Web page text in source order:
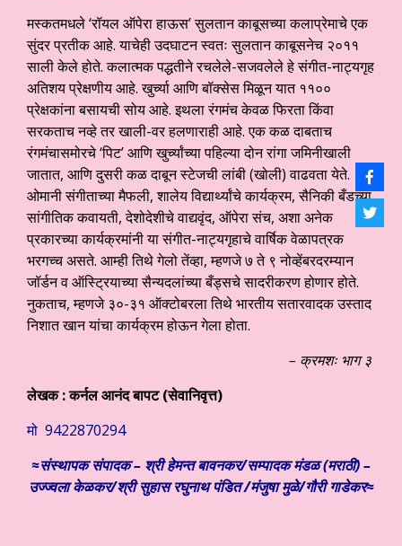
मस्कतमधले ‘रॉयल ऑपेरा हाऊस’ सुलतान काबूसच्या कलाप्रेमाचे एक
सुंदर प्रतीक आहे. याचेही उदघाटन स्वतः सुलतान काबूसनेच २०११
साली केले होते. कलात्मक पद्धतीने रचलेले-सजवलेले हे संगीत-नाट्यगृह
अतिशय प्रेक्षणीय आहे. खुर्च्या आणि बॉक्सेस मिळून यात ११००
प्रेक्षकांना बसायची सोय आहे. इथला रंगमंच केवळ फिरता किंवा
सरकताच नव्हे तर खाली-वर हलणाराही आहे. एक कळ दाबताच
रंगमंचासमोरचे ‘पिट’ आणि खुर्च्यांच्या पहिल्या दोन रांगा जमिनीखाली
जातात, आणि दुसरी कळ दाबून स्टेजची लांबी (खोली) वाढवता येते.
ओमानी संगीताच्या मैफली, शालेय विद्यार्थ्यांचे कार्यक्रम, सैनिकी बँडच्या
सांगीतिक कवायती, देशोदेशीचे वाद्यवृंद, ऑपेरा संच, अशा अनेक
प्रकारच्या कार्यक्रमांनी या संगीत-नाट्यगृहाचे वार्षिक वेळापत्रक
भरगच्च असते. आम्ही तिथे गेलो तेंव्हा, म्हणजे ७ ते ९ नोव्हेंबरदरम्यान
जॉर्डन व ऑस्ट्रियाच्या सैन्यदलांच्या बँड्सचे सादरीकरण होणार होते.
नुकताच, म्हणजे ३०-३१ ऑक्टोबरला तिथे भारतीय सतारवादक उस्ताद
निशात खान यांचा कार्यक्रम होऊन गेला होता.
– क्रमशः भाग ३
लेखक :कर्नल आनंद बापट (सेवानिवृत्त)
मो 9422870294
≈संस्थापक संपादक – श्री हेमन्त बावनकर/सम्पादक मंडळ (मराठी) –
उज्ज्वला केळकर/श्री सुहास रघुनाथ पंडित /मंजुषा मुळे/गौरी गाडेकर≈